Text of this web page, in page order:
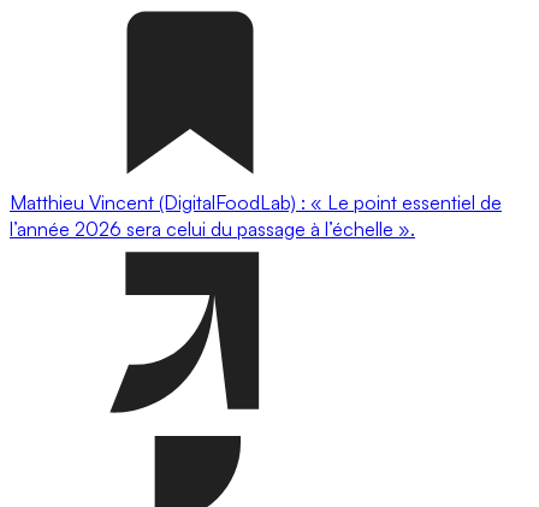
Matthieu Vincent (DigitalFoodLab) : « Le point essentiel de
l’année 2026 sera celui du passage à l’échelle ».